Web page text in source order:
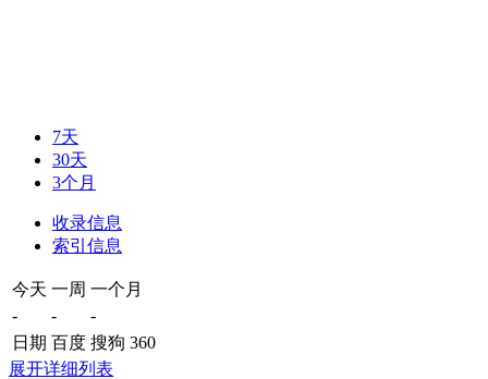
7天
30天
3个月
收录信息
索引信息
今天 一周 一个月
-
-
-
日期 百度 搜狗 360
展开详细列表